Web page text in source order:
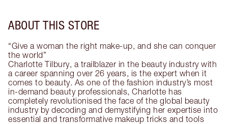
ABOUT THIS STORE
“Give a woman the right make-up, and she can conquer
the world”
Charlotte Tilbury, a trailblazer in the beauty industry with
a career spanning over 26 years, is the expert when it
comes to beauty. As one of the fashion industry’s most
in-demand beauty professionals, Charlotte has
completely revolutionised the face of the global beauty
industry by decoding and demystifying her expertise into
essential and transformative makeup tricks and tools